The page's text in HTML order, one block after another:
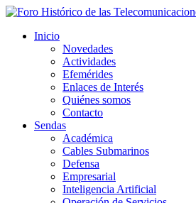
Inicio
Novedades
Actividades
Efemérides
Enlaces de Interés
Quiénes somos
Contacto
Sendas
Académica
Cables Submarinos
Defensa
Empresarial
Inteligencia Artificial